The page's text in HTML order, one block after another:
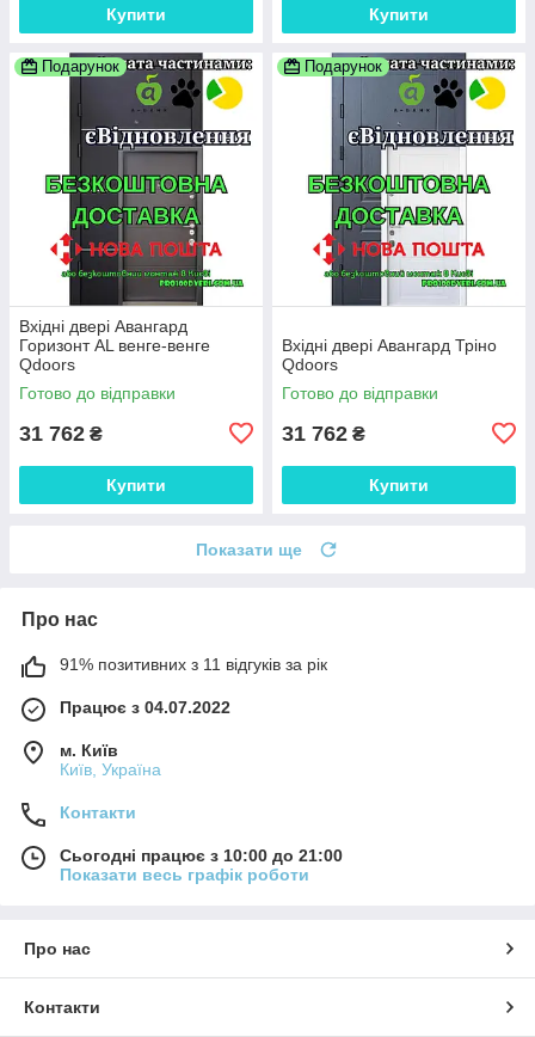
Купити Купити
Подарунок
Вхідні двері Авангард
Горизонт AL венге-венге
Qdoors
Готово до відправки
31 762 ₴
Купити
Подарунок
Вхідні двері Авангард Тріно
Qdoors
Готово до відправки
31 762 ₴
Купити
Показати ще
Про нас
91% позитивних з 11 відгуків за рік
Працює з 04.07.2022
м. Київ
Київ, Україна
Контакти
Сьогодні працює з 10:00 до 21:00
Показати весь графік роботи
Про нас
Контакти